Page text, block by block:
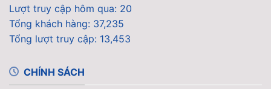
Lượt truy cập hôm qua: 20
Tổng khách hàng: 37,235
Tổng lượt truy cập: 13,453
CHÍNH SÁCH